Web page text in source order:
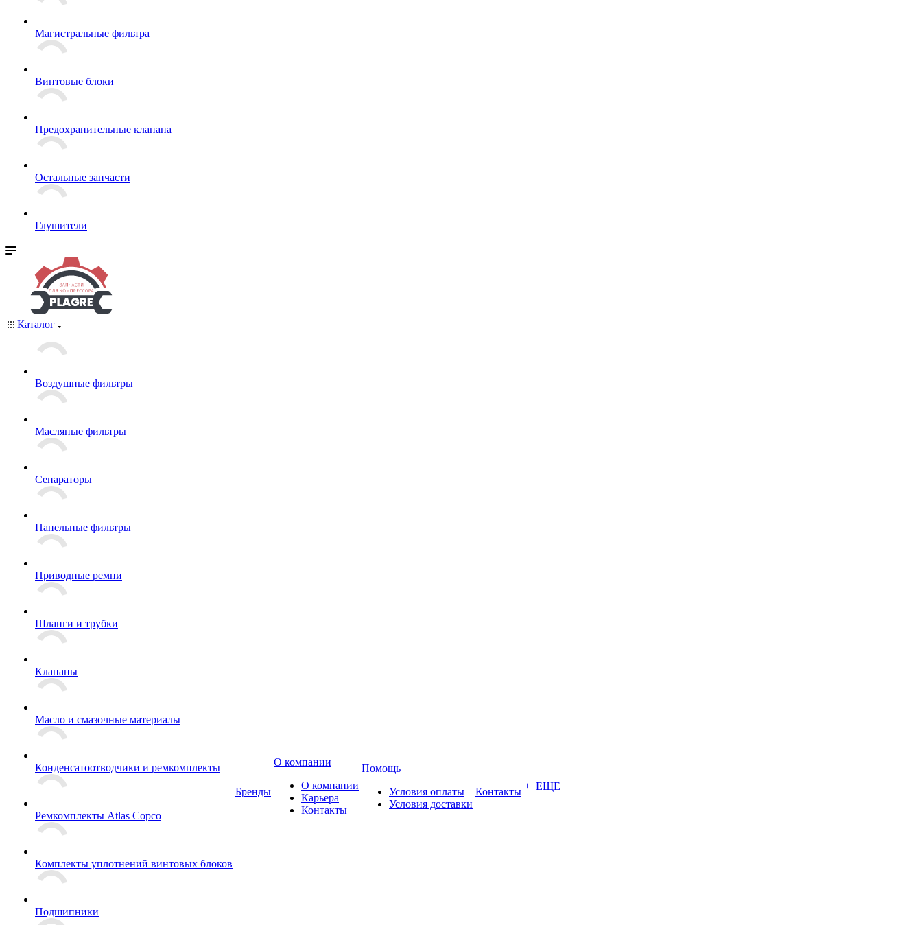
Магистральные фильтра
Винтовые блоки
Предохранительные клапана
Остальные запчасти
Глушители
Каталог
Воздушные фильтры
Масляные фильтры
Сепараторы
Панельные фильтры
Приводные ремни
Шланги и трубки
Клапаны
Масло и смазочные материалы
Конденсатоотводчики и ремкомплекты
Ремкомплекты Atlas Copco
Комплекты уплотнений винтовых блоков
Подшипники
Бренды
О компании
О компании
Карьера
Контакты
Помощь
Условия оплаты
Условия доставки
Контакты + ЕЩЕ